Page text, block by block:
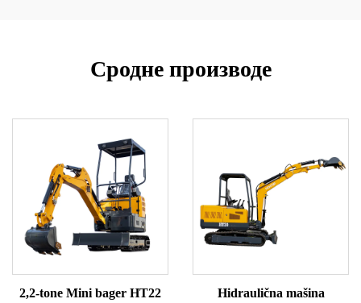
Сродне производе
2,2-tone Mini bager HT22
Hidraulična mašina